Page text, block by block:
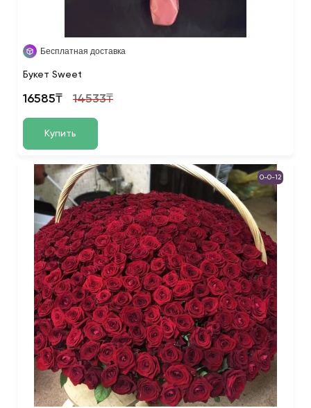
Бесплатная доставка
Букет Sweet
16585₸ 14533₸
Купить
0-0-12